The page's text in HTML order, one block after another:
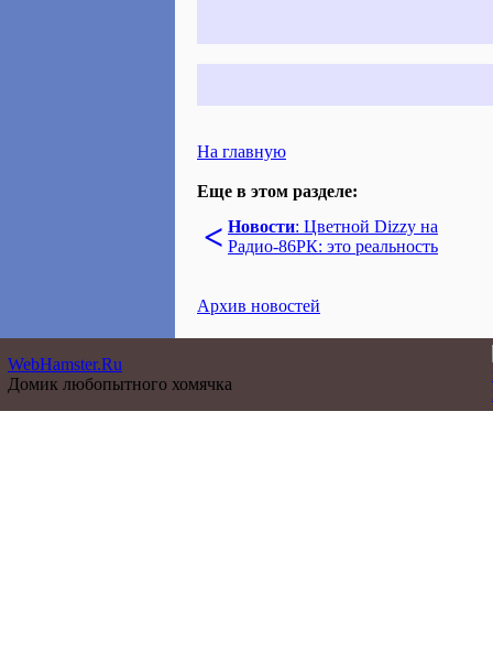
На главную
Еще в этом разделе:
< Новости: Цветной Dizzy на
Радио-86РК: это реальность
Архив новостей
WebHamster.Ru
Домик любопытного хомячка